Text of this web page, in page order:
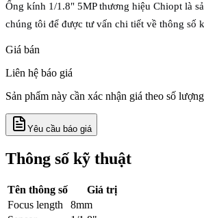
Ống kính 1/1.8" 5MP thương hiệu Chiopt là
chúng tôi để được tư vấn chi tiết về thông số
Giá bán
Liên hệ báo giá
Sản phẩm này cần xác nhận giá theo số
Yêu cầu báo giá
Thông số kỹ thuật
Tên thông số
Giá trị
Focus length
8mm